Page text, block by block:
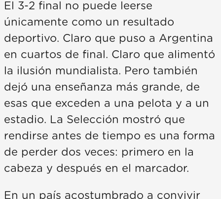
El 3-2 final no puede leerse
únicamente como un resultado
deportivo. Claro que puso a Argentina
en cuartos de final. Claro que alimentó
la ilusión mundialista. Pero también
dejó una enseñanza más grande, de
esas que exceden a una pelota y a un
estadio. La Selección mostró que
rendirse antes de tiempo es una forma
de perder dos veces: primero en la
cabeza y después en el marcador.
En un país acostumbrado a convivir